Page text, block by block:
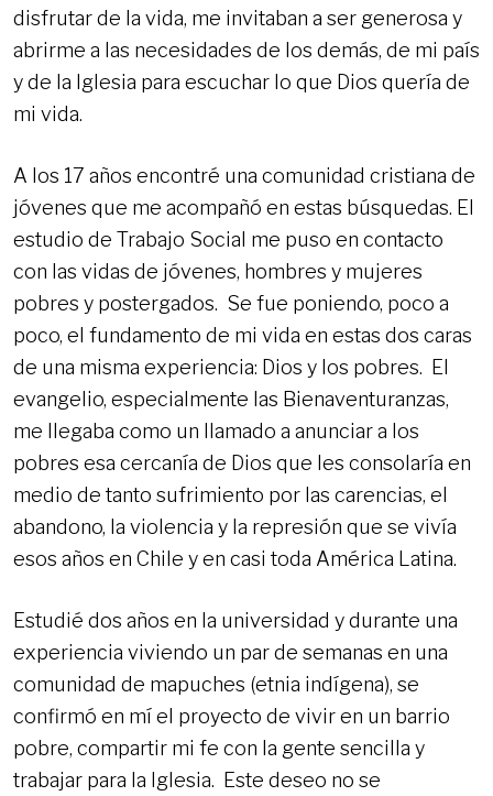
disfrutar de la vida, me invitaban a ser generosa y
abrirme a las necesidades de los demás, de mi país
y de la Iglesia para escuchar lo que Dios quería de
mi vida.
A los 17 años encontré una comunidad cristiana de
jóvenes que me acompañó en estas búsquedas. El
estudio de Trabajo Social me puso en contacto
con las vidas de jóvenes, hombres y mujeres
pobres y postergados. Se fue poniendo, poco a
poco, el fundamento de mi vida en estas dos caras
de una misma experiencia: Dios y los pobres. El
evangelio, especialmente las Bienaventuranzas,
me llegaba como un llamado a anunciar a los
pobres esa cercanía de Dios que les consolaría en
medio de tanto sufrimiento por las carencias, el
abandono, la violencia y la represión que se vivía
esos años en Chile y en casi toda América Latina.
Estudié dos años en la universidad y durante una
experiencia viviendo un par de semanas en una
comunidad de mapuches (etnia indígena), se
confirmó en mí el proyecto de vivir en un barrio
pobre, compartir mi fe con la gente sencilla y
trabajar para la Iglesia. Este deseo no se